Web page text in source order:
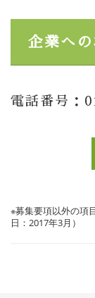
企業へ
電話番号：
※募集要項以外の項
日：2017年3月）